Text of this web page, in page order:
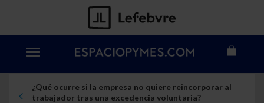
¿Qué ocurre si la empresa no quiere reincorporar al
trabajador tras una excedencia voluntaria?